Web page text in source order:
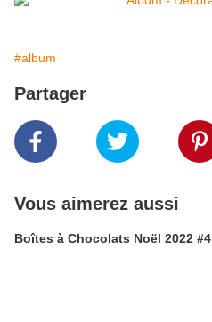
#album
Partager
Vous aimerez aussi
Boîtes à Chocolats Noël 2022 #4